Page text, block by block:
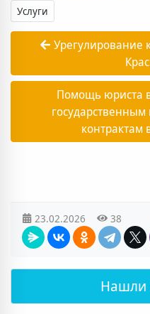
Услуги
Урегулирование
Помощь юриста
контрактам
23.02.2026 38
Нашли